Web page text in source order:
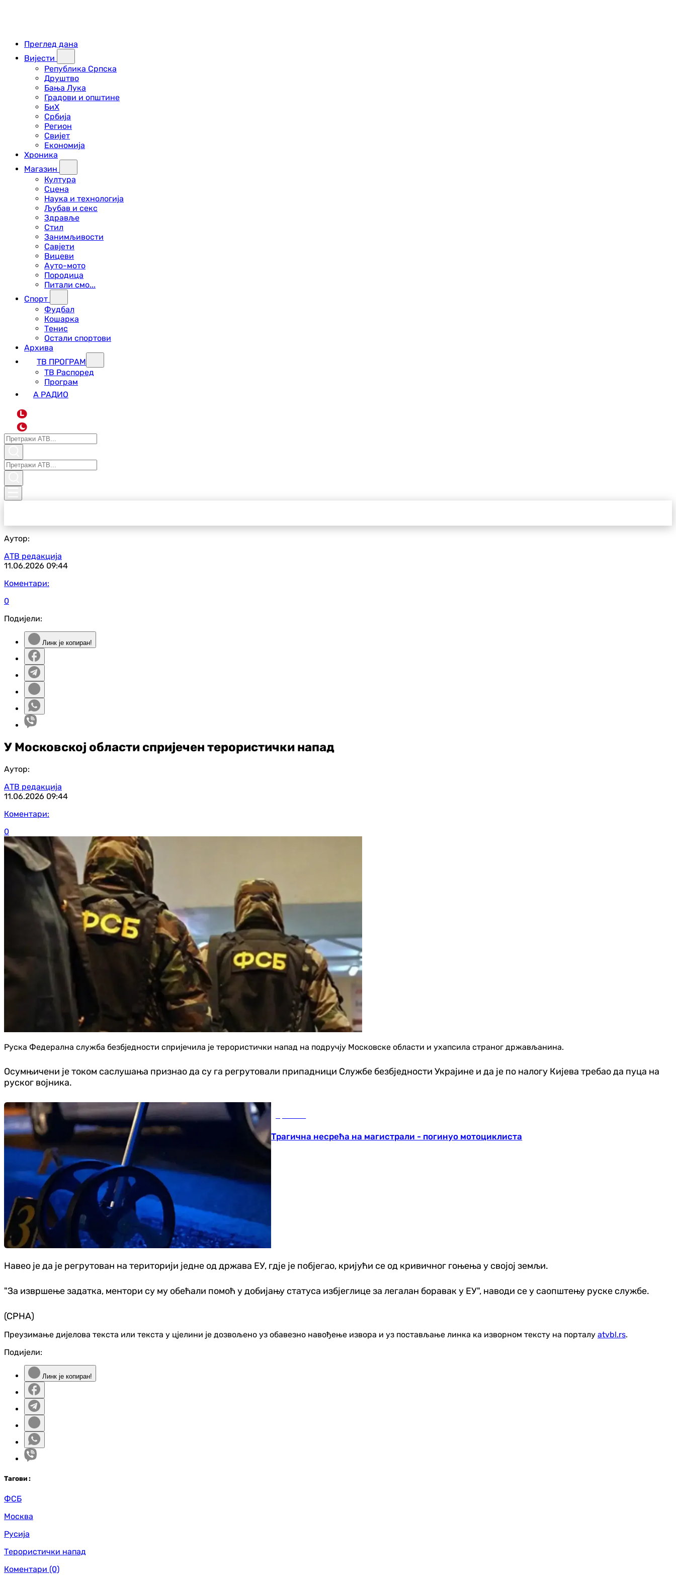
Преглед дана
Вијести
Република Српска
Друштво
Бања Лука
Градови и општине
БиХ
Србија
Регион
Свијет
Економија
Хроника
Магазин
Култура
Сцена
Наука и технологија
Љубав и секс
Здравље
Стил
Занимљивости
Савјети
Вицеви
Ауто-мото
Породица
Питали смо...
Спорт
Фудбал
Кошарка
Тенис
Остали спортови
Архива
ТВ ПРОГРАМ
ТВ Распоред
Програм
А РАДИО
L
Аутор:
АТВ редакција
11.06.2026 09:44
Коментари:
0
Подијели:
Линк је копиран!
У Московској области спријечен терористички напад
Аутор:
АТВ редакција
11.06.2026 09:44
Коментари:
0
Руска Федерална служба безбједности спријечила је терористички напад на подручју Московске области и ухапсила страног држављанина.
Осумњичени је током саслушања признао да су га регрутовали припадници Службе безбједности Украјине и да је по налогу Кијева требао да пуца на
руског војника.
Трагична несрећа на магистрали - погинуо мотоциклиста
Навео је да је регрутован на територији једне од држава ЕУ, гдје је побјегао, кријући се од кривичног гоњења у својој земљи.
"За извршење задатка, ментори су му обећали помоћ у добијању статуса избјеглице за легалан боравак у ЕУ", наводи се у саопштењу руске службе.
(СРНА)
Преузимање дијелова текста или текста у цјелини је дозвољено уз обавезно навођење извора и уз постављање линка ка изворном тексту на порталу atvbl.rs.
Подијели:
Линк је копиран!
Тагови :
ФСБ
Москва
Русија
Терористички напад
Коментари (0)